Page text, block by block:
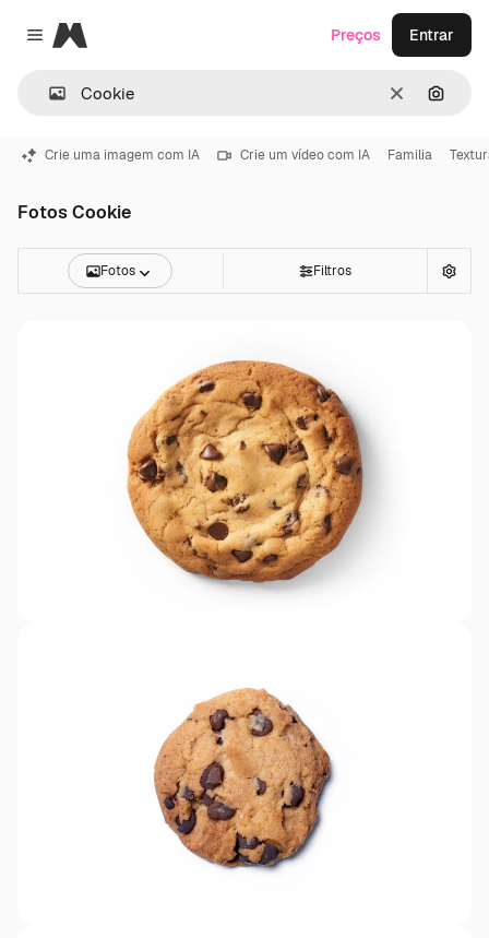
Close menu
Magnific
Limpar
Preços Entrar
Crie uma imagem com IA Crie um vídeo com IA Familia
Fotos Cookie
Fotos Filtros